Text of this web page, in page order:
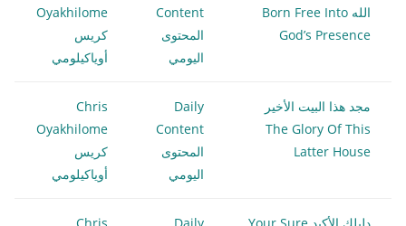
الله Born Free Into
God’s Presence
Content
المحتوى
اليومي
Oyakhilome
كريس
أوياكيلومي
مجد هذا البيت الأخير
The Glory Of This
Latter House
Daily
Content
المحتوى
اليومي
Chris
Oyakhilome
كريس
أوياكيلومي